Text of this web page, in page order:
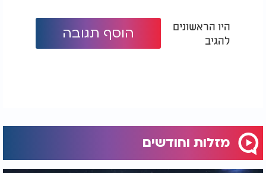
היו הראשונים
להגיב
הוסף תגובה
מזלות וחודשים